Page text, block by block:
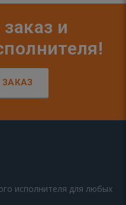
и
исполнителя для любых